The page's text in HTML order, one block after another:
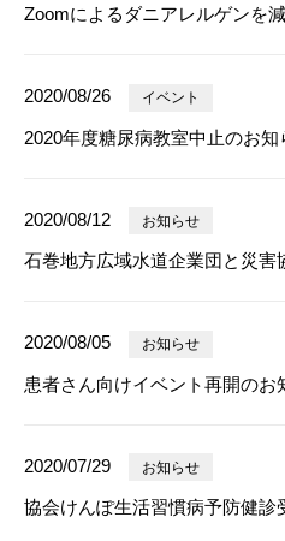
Zoomによるダニアレルゲンを
2020/08/26 イベント
2020年度糖尿病教室中止のお知
2020/08/12 お知らせ
石巻地方広域水道企業団と災害
2020/08/05 お知らせ
患者さん向けイベント再開のお
2020/07/29 お知らせ
協会けんぽ生活習慣病予防健診